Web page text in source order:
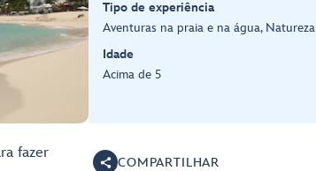
Tipo de experiência
Aventuras na praia e na água, Natureza
Idade
Acima de 5
fazer
COMPARTILHAR